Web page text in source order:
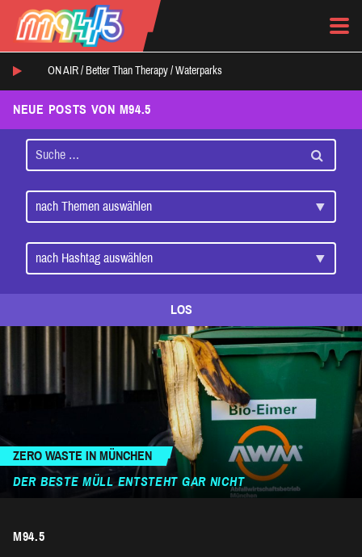
ON AIR / Better Than Therapy / Waterparks
NEUE POSTS VON M94.5
LOS
ZERO WASTE IN MÜNCHEN
DER BESTE MÜLL ENTSTEHT GAR NICHT
M94.5